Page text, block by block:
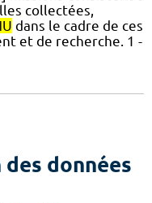
collectées,
dans le cadre de ces
et de recherche. 1 -
données